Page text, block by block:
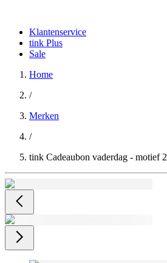
Klantenservice
tink Plus
Sale
Home
/
Merken
/
tink Cadeaubon vaderdag - motief 2